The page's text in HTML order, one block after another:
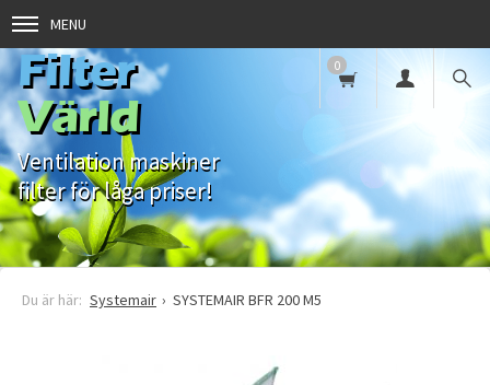
MENU
Filter
Värld
Ventilation maskiner
filter för låga priser!
0
Systemair SYSTEMAIR BFR 200 M5